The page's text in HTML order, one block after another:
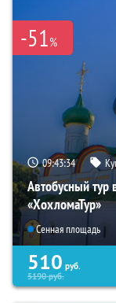
-51%
09:43:33
Автобусный тур
«ХохломаТур»
Сенная площадь
510 руб.
5190руб.